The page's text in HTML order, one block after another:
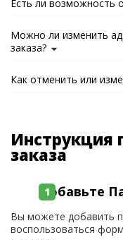
Есть ли возможность
Можно ли изменить
заказа?
Как отменить или
Инструкция
заказа
Добавьте
Вы можете добавить
воспользоваться